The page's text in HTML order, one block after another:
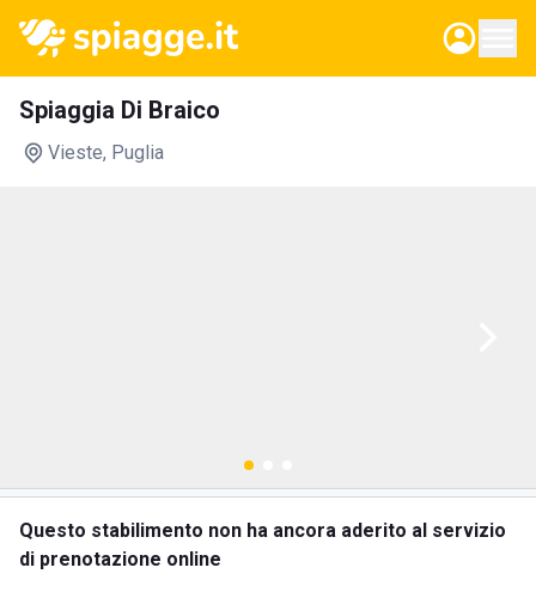
Spiaggia Di Braico
Vieste, Puglia
Questo stabilimento non ha ancora aderito al servizio
di prenotazione online